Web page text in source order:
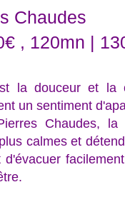
Chaudes
, 120mn |
la douceur et la
un sentiment
Chaudes, la
calmes et